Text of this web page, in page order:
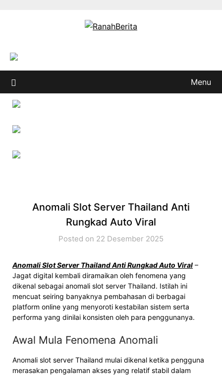
Menu
Anomali Slot Server Thailand Anti
Rungkad Auto Viral
Posted on 22 Desember 2025
Anomali Slot Server Thailand Anti Rungkad Auto Viral –
Jagat digital kembali diramaikan oleh fenomena yang
dikenal sebagai anomali slot server Thailand. Istilah ini
mencuat seiring banyaknya pembahasan di berbagai
platform online yang menyoroti kestabilan sistem serta
performa yang dinilai konsisten oleh para penggunanya.
Awal Mula Fenomena Anomali
Anomali slot server Thailand mulai dikenal ketika pengguna
merasakan pengalaman akses yang relatif stabil dalam